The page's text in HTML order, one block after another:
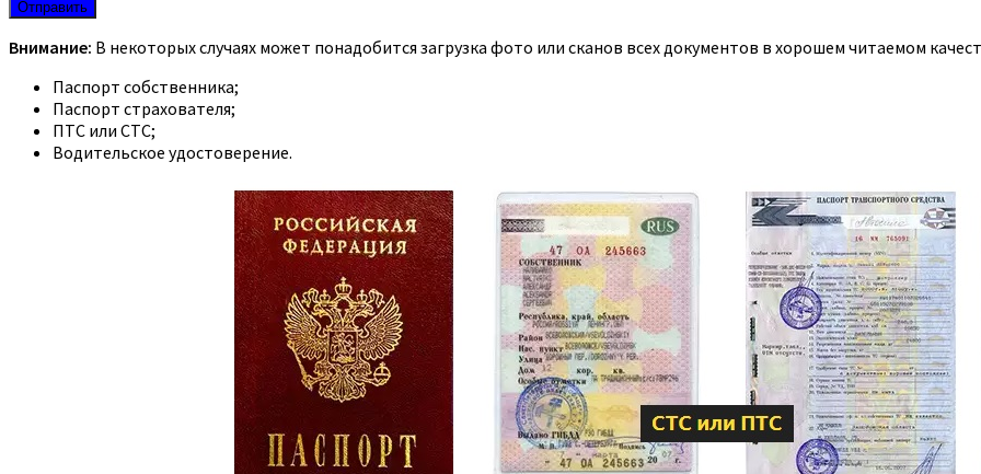
Отправить
Внимание: В некоторых случаях может понадобится загрузка фото или сканов всех документов в хорошем читаемом
Паспорт собственника;
Паспорт страхователя;
ПТС или СТС;
Водительское удостоверение.